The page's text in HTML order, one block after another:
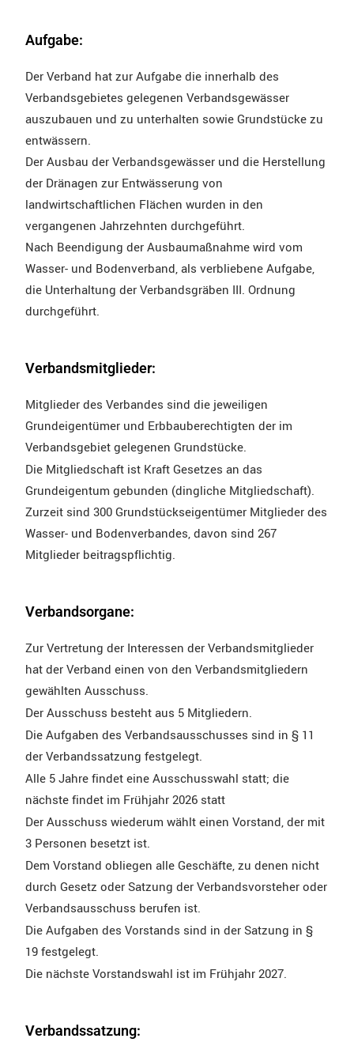
Aufgabe:
Der Verband hat zur Aufgabe die innerhalb des
Verbandsgebietes gelegenen Verbandsgewässer
auszubauen und zu unterhalten sowie Grundstücke zu
entwässern.
Der Ausbau der Verbandsgewässer und die Herstellung
der Dränagen zur Entwässerung von
landwirtschaftlichen Flächen wurden in den
vergangenen Jahrzehnten durchgeführt.
Nach Beendigung der Ausbaumaßnahme wird vom
Wasser- und Bodenverband, als verbliebene Aufgabe,
die Unterhaltung der Verbandsgräben III. Ordnung
durchgeführt.
Verbandsmitglieder:
Mitglieder des Verbandes sind die jeweiligen
Grundeigentümer und Erbbauberechtigten der im
Verbandsgebiet gelegenen Grundstücke.
Die Mitgliedschaft ist Kraft Gesetzes an das
Grundeigentum gebunden (dingliche Mitgliedschaft).
Zurzeit sind 300 Grundstückseigentümer Mitglieder des
Wasser- und Bodenverbandes, davon sind 267
Mitglieder beitragspflichtig.
Verbandsorgane:
Zur Vertretung der Interessen der Verbandsmitglieder
hat der Verband einen von den Verbandsmitgliedern
gewählten Ausschuss.
Der Ausschuss besteht aus 5 Mitgliedern.
Die Aufgaben des Verbandsausschusses sind in § 11
der Verbandssatzung festgelegt.
Alle 5 Jahre findet eine Ausschusswahl statt; die
nächste findet im Frühjahr 2026 statt
Der Ausschuss wiederum wählt einen Vorstand, der mit
3 Personen besetzt ist.
Dem Vorstand obliegen alle Geschäfte, zu denen nicht
durch Gesetz oder Satzung der Verbandsvorsteher oder
Verbandsausschuss berufen ist.
Die Aufgaben des Vorstands sind in der Satzung in §
19 festgelegt.
Die nächste Vorstandswahl ist im Frühjahr 2027.
Verbandssatzung: